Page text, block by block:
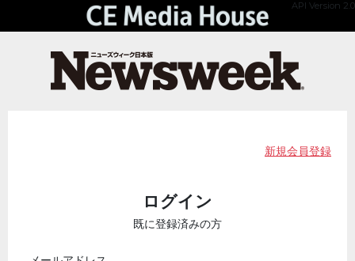
API Version 2.0
新規会員登録
ログイン
既に登録済みの方